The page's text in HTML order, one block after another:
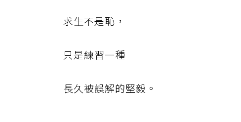
求生不是恥，
只是練習一種
長久被誤解的堅毅。